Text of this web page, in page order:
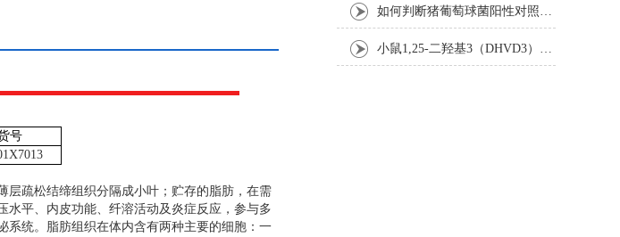
号
层疏松结缔组织分隔成小叶；贮存的脂肪，在需
平、内皮功能、纤溶活动及炎症反应，参与多
系统。脂肪组织在体内含有两种主要的细胞：一
如何判断猪葡萄球菌阳性对照是否失效
小鼠1,25-二羟基3（DHVD3）elisa试剂盒操作步骤